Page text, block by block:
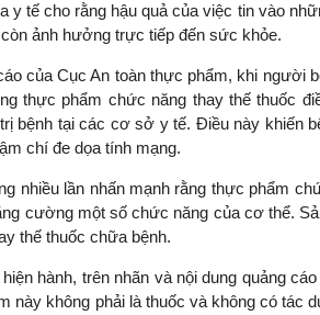
y tế cho rằng hậu quả của việc tin vào
ảnh hưởng trực tiếp đến sức khỏe.
của Cục An toàn thực phẩm, khi người
thực phẩm chức năng thay thế thuốc
bệnh tại các cơ sở y tế. Điều này khiến
chí đe dọa tính mạng.
nhiều lần nhấn mạnh rằng thực phẩm
cường một số chức năng của cơ thể.
thế thuốc chữa bệnh.
hành, trên nhãn và nội dung quảng
này không phải là thuốc và không có tác